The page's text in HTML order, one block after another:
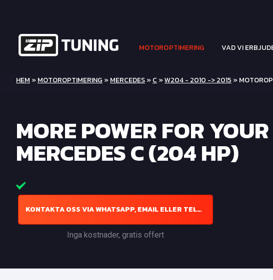
MOTOROPTIMERING VAD VI
HEM »MOTOROPTIMERING »MERCEDES»C »W204 - 2010 -> 2015 »
MORE POWER FOR YOUR
MERCEDES C (204 HP)
KONTAKTA OSS VIA WHATSAPP, EMAIL ELLER TELEFON
Inga kostnader, gratis offert